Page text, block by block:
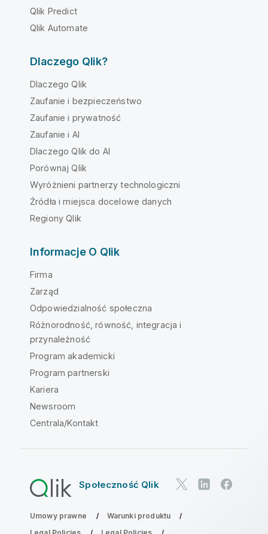
Qlik Predict
Qlik Automate
Dlaczego Qlik?
Dlaczego Qlik
Zaufanie i bezpieczeństwo
Zaufanie i prywatność
Zaufanie i AI
Dlaczego Qlik do AI
Porównaj Qlik
Wyróżnieni partnerzy technologiczni
Źródła i miejsca docelowe danych
Regiony Qlik
Informacje O Qlik
Firma
Zarząd
Odpowiedzialność społeczna
Różnorodność, równość, integracja i
przynależność
Program akademicki
Program partnerski
Kariera
Newsroom
Centrala/Kontakt
Społeczność Qlik
Umowy prawne
Warunki produktu